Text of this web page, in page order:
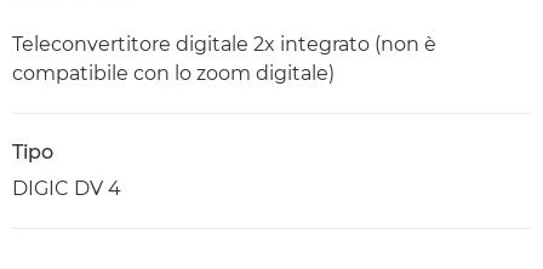
Teleconvertitore digitale 2x integrato (non è
compatibile con lo zoom digitale)
Tipo
DIGIC DV 4